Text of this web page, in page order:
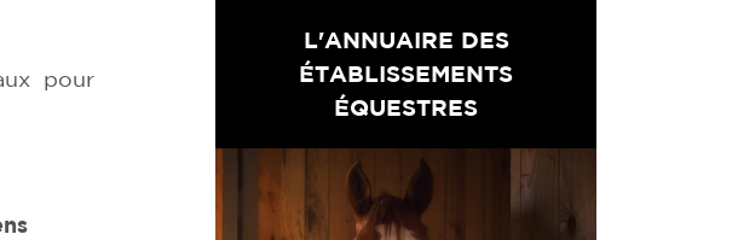
pour
L'ANNUAIRE DES
ÉTABLISSEMENTS
ÉQUESTRES